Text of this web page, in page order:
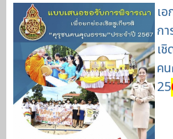
เ
ก
เ
ค
25